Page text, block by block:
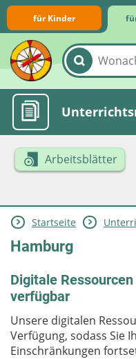
für Kinder
Arbeitsblätter
Internet-
Praxishilfen
Aktuelles
Startseite
Hamburg
Digitale
verfügbar
Unsere digitalen
Verfügung, sodass Sie
Einschränkungen